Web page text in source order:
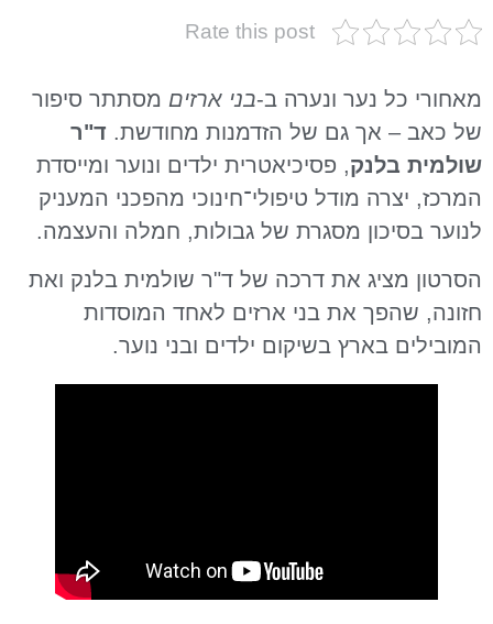
Rate this post
מאחורי כל נער ונערה ב-בני ארזים מסתתר סיפור
של כאב – אך גם של הזדמנות מחודשת. ד"ר
שולמית בלנק, פסיכיאטרית ילדים ונוער ומייסדת
המרכז, יצרה מודל טיפולי־חינוכי מהפכני המעניק
לנוער בסיכון מסגרת של גבולות, חמלה והעצמה.
הסרטון מציג את דרכה של ד"ר שולמית בלנק ואת
חזונה, שהפך את בני ארזים לאחד המוסדות
המובילים בארץ בשיקום ילדים ובני נוער.